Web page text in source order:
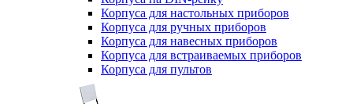
Корпуса для настольных приборов
Корпуса для ручных приборов
Корпуса для навесных приборов
Корпуса для встраиваемых приборов
Корпуса для пультов